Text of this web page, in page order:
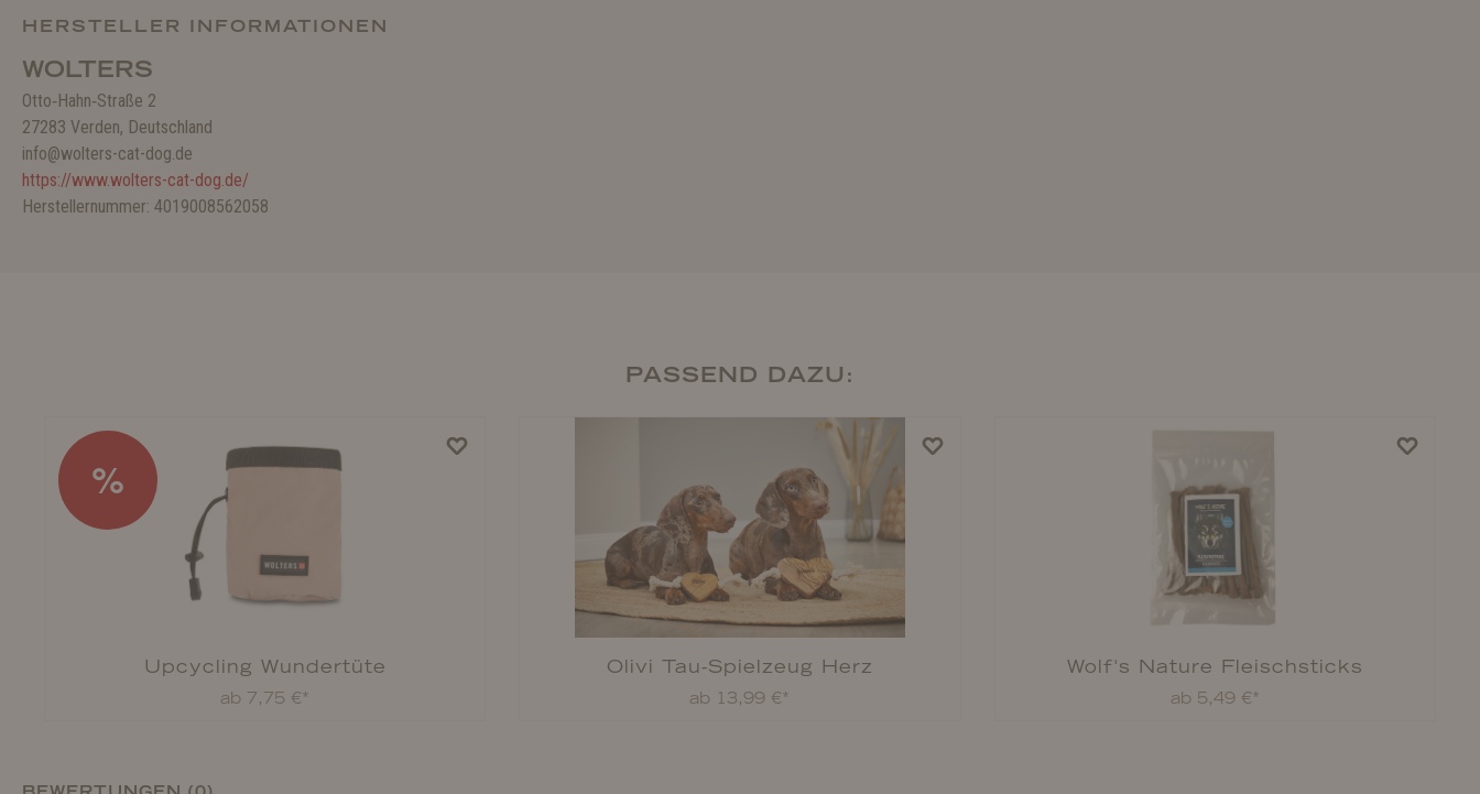
HERSTELLER INFORMATIONEN
WOLTERS
Otto‑Hahn‑Straße 2
27283 Verden, Deutschland
info@wolters-cat-dog.de
https://www.wolters-cat-dog.de/
Herstellernummer: 4019008562058
PASSEND DAZU:
%
Upcycling Wundertüte
ab 7,75 €*
Olivi Tau-Spielzeug Herz
ab 13,99 €*
Wolf's Nature Fleischsticks
ab 5,49 €*